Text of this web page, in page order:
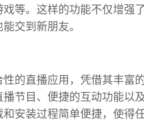
等。这样的功能不仅增强
交到新朋友。
的直播应用，凭借其丰富
节目、便捷的互动功能以
安装过程简单便捷，使得